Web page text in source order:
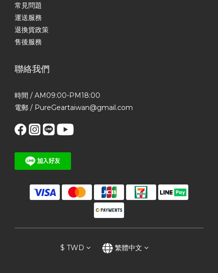
常見問題
運送服務
退換貨政策
售後服務
聯絡我們
時間 / AM09:00-PM18:00
電郵 / PureGeartaiwan@gmail.com
$ TWD 繁體中文